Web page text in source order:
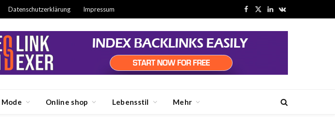
Datenschutzerklärung Impressum
Facebook
X
LinkedInVKontakte
Mode Online shop Lebensstil Mehr